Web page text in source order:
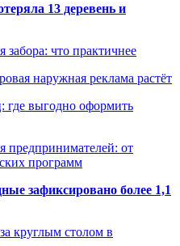
13 деревень и
что практичнее
наружная реклама растёт
где выгодно оформить
предпринимателей: от
программ
зафиксировано более 1,1
круглым столом в